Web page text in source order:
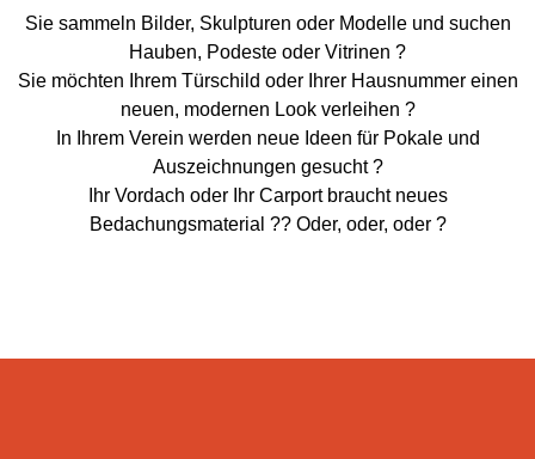
Sie sammeln Bilder, Skulpturen oder Modelle und suchen
Hauben, Podeste oder Vitrinen ?
Sie möchten Ihrem Türschild oder Ihrer Hausnummer einen
neuen, modernen Look verleihen ?
In Ihrem Verein werden neue Ideen für Pokale und
Auszeichnungen gesucht ?
Ihr Vordach oder Ihr Carport braucht neues
Bedachungsmaterial ?? Oder, oder, oder ?